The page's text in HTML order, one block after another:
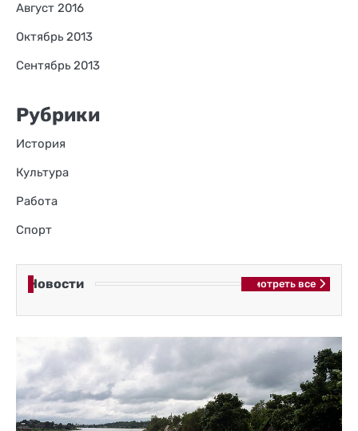
Август 2016
Октябрь 2013
Сентябрь 2013
Рубрики
История
Культура
Работа
Спорт
Новости Смотреть все